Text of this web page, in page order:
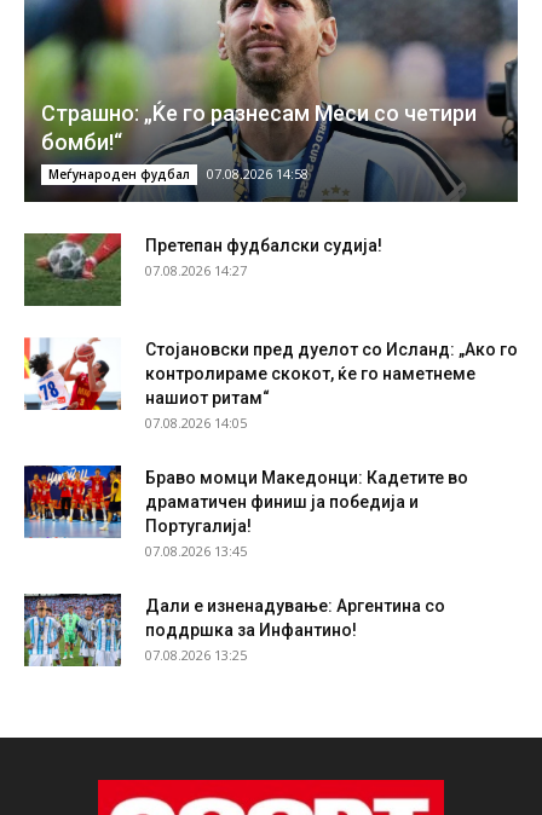
Страшно: „Ќе го разнесам Меси со четири
бомби!“
Меѓународен фудбал 07.08.2026 14:58
Претепан фудбалски судија!
07.08.2026 14:27
Стојановски пред дуелот со Исланд: „Ако го
контролираме скокот, ќе го наметнеме
нашиот ритам“
07.08.2026 14:05
Браво момци Македонци: Кадетите во
драматичен финиш ја победија и
Португалија!
07.08.2026 13:45
Дали е изненадување: Аргентина со
поддршка за Инфантино!
07.08.2026 13:25